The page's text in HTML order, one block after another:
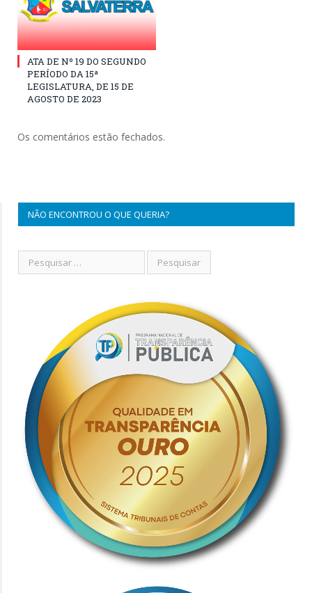
ATA DE Nº 19 DO SEGUNDO
PERÍODO DA 15ª
LEGISLATURA, DE 15 DE
AGOSTO DE 2023
Os comentários estão fechados.
NÃO ENCONTROU O QUE QUERIA?